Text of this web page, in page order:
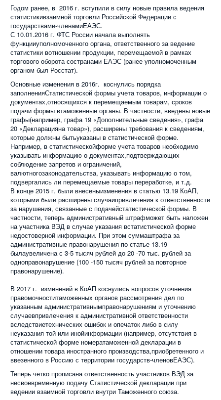
Годом ранее, в 2016 г. вступили в силу новые правила ведения
статистикивзаимной торговли Российской Федерации с
государствами-членамиЕАЭС.
С 10.01.2016 г. ФТС России начала выполнять
функцииуполномоченного органа, ответственного за ведение
статистики вотношении продукции, перемещаемой в рамках
торгового оборота состранами ЕАЭС (ранее уполномоченным
органом был Росстат).
Основные изменения в 2016г. коснулись порядка
заполненияСтатистической формы учета товаров, информации о
документах,относящихся к перемещаемым товарам, сроков
подачи формы втаможенные органы. В частности, введены новые
графы(например, графа 19 «Дополнительные сведения», графа
20 «Декларацияна товар»), расширены требования к сведениям,
которые должны бытьуказаны в статистической форме.
Например, в статистическойформе учета товаров необходимо
указывать информацию о документах,подтверждающих
соблюдение запретов и ограничений,
валютногозаконодательства, указывать информацию о том,
подвергались ли перемещаемые товары переработке, и т.д.
В конце 2015 г. были внесеныизменения в статью 13.19 КоАП,
которыми были расширены случаипривлечения к ответственности
за нарушения, связанные с подачейстатистической формы. В
частности, теперь административный штрафможет быть наложен
на участника ВЭД в случае указания встатистической форме
недостоверной информации. При этом суммаштрафа за
административные правонарушения по статье 13.19
былаувеличена с 3-5 тысяч рублей до 20 -70 тыс. рублей за
одноправонарушение (100 -150 тысяч рублей за повторное
правонарушение).
В 2017 г. изменений в КоАП коснулись вопросов уточнения
правомочноститаможенных органов рассмотрения дел по
указанным административнымправонарушениям и уточнению
случаевпривлечения к административной ответственности
вследствиетехнических ошибок и опечаток либо в силу
неуказания той или инойинформации (например, отсутствия в
статистической форме номератаможенной декларации в
отношении товара иностранного производства,приобретенного и
ввезенного в Россию с территории государств-членовЕАЭС).
Теперь четко прописана ответственность участников ВЭД за
несвоевременную подачу Статистической декларации при
ведении взаимной торговли внутри Таможенного союза.